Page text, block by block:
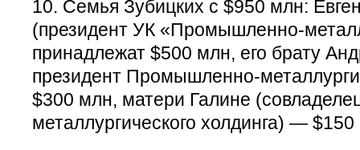
10. Семья Зубицких с $950 млн:
(президент УК «Промышленно-
принадлежат $500 млн, его брату
президент Промышленно-
$300 млн, матери Галине
металлургического холдинга) —